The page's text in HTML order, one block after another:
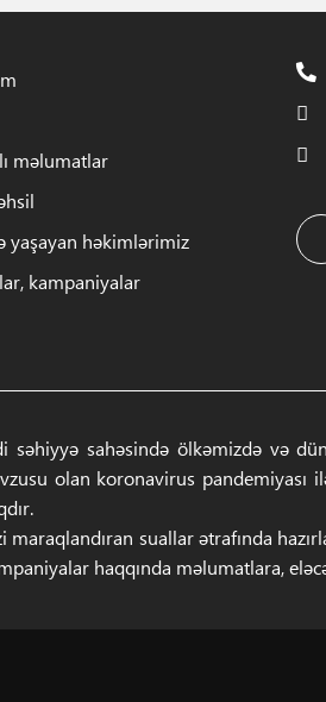
məlumatlar
yaşayan həkimlərimiz
kampaniyalar
səhiyyə sahəsində ölkəmizdə və
olan koronavirus
maraqlandıran suallar ətrafında
haqqında məlumatlara,